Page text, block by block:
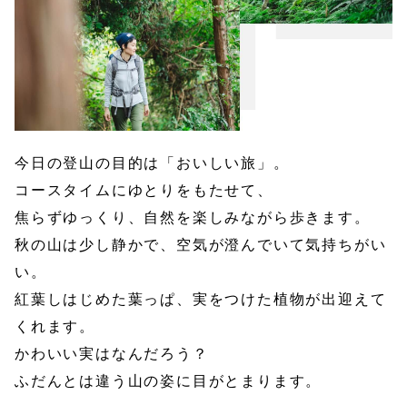
今日の登山の目的は「おいしい旅」。
コースタイムにゆとりをもたせて、
焦らずゆっくり、自然を楽しみながら歩きます。
秋の山は少し静かで、空気が澄んでいて気持ちがい
い。
紅葉しはじめた葉っぱ、実をつけた植物が出迎えて
くれます。
かわいい実はなんだろう？
ふだんとは違う山の姿に目がとまります。